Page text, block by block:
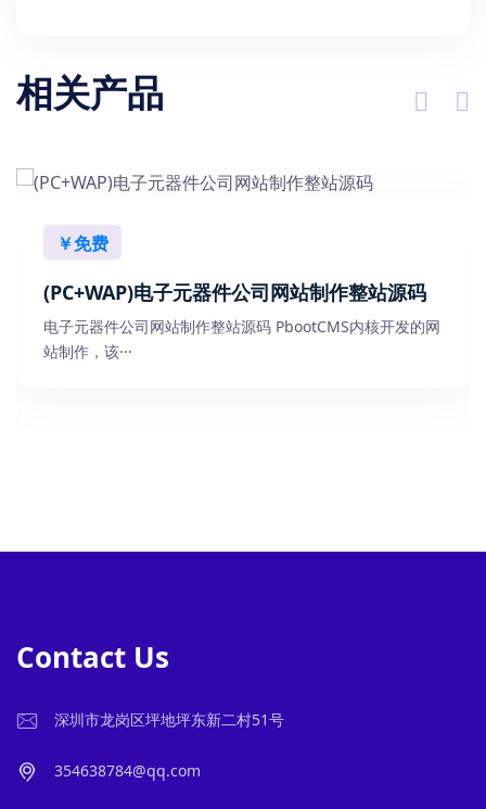
相关产品
￥免费
(PC+WAP)电子元器件公司网站制作整站源码
电子元器件公司网站制作整站源码 PbootCMS内核开发的网
站制作，该···
Contact Us
深圳市龙岗区坪地坪东新二村51号
354638784@qq.com